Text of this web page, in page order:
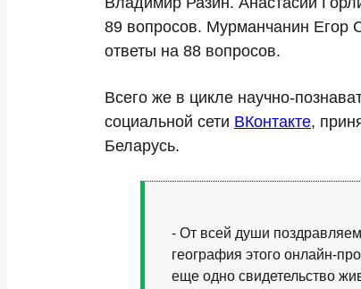
89 вопросов. Мурманчанин Егор
ответы на 88 вопросов.
Всего же в цикле научно-
социальной сети ВКонтакте,
Беларусь.
- От всей души
география этого онлайн-
еще одно свидетельство